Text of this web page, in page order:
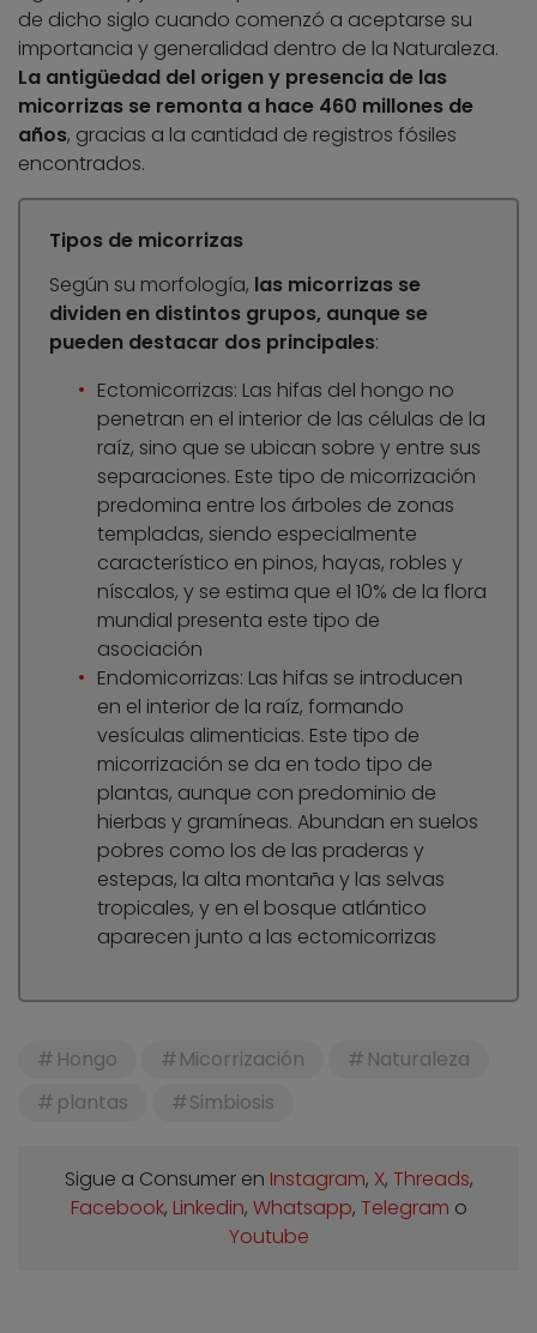
de dicho siglo cuando comenzó a aceptarse su
importancia y generalidad dentro de la Naturaleza.
La antigüedad del origen y presencia de las
micorrizas se remonta a hace 460 millones de
años, gracias a la cantidad de registros fósiles
encontrados.
Tipos de micorrizas
Según su morfología, las micorrizas se
dividen en distintos grupos, aunque se
pueden destacar dos principales:
Ectomicorrizas: Las hifas del hongo no
penetran en el interior de las células de la
raíz, sino que se ubican sobre y entre sus
separaciones. Este tipo de micorrización
predomina entre los árboles de zonas
templadas, siendo especialmente
característico en pinos, hayas, robles y
níscalos, y se estima que el 10% de la flora
mundial presenta este tipo de
asociación
Endomicorrizas: Las hifas se introducen
en el interior de la raíz, formando
vesículas alimenticias. Este tipo de
micorrización se da en todo tipo de
plantas, aunque con predominio de
hierbas y gramíneas. Abundan en suelos
pobres como los de las praderas y
estepas, la alta montaña y las selvas
tropicales, y en el bosque atlántico
aparecen junto a las ectomicorrizas
Hongo Micorrización
Naturaleza
plantas
Simbiosis
Sigue a Consumer en Instagram, X, Threads,
Facebook, Linkedin, Whatsapp, Telegram o
Youtube